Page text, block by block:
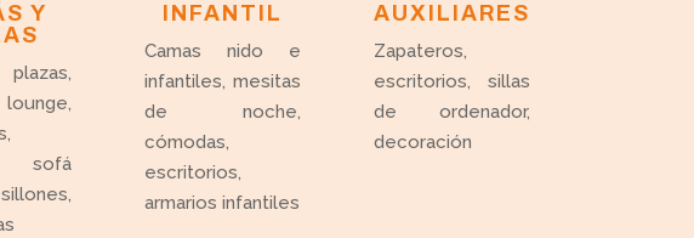
Y
sofá
INFANTIL
Camas nido e
infantiles, mesitas
de noche,
cómodas,
escritorios,
armarios infantiles
AUXILIARES
Zapateros,
escritorios, sillas
de ordenador,
decoración